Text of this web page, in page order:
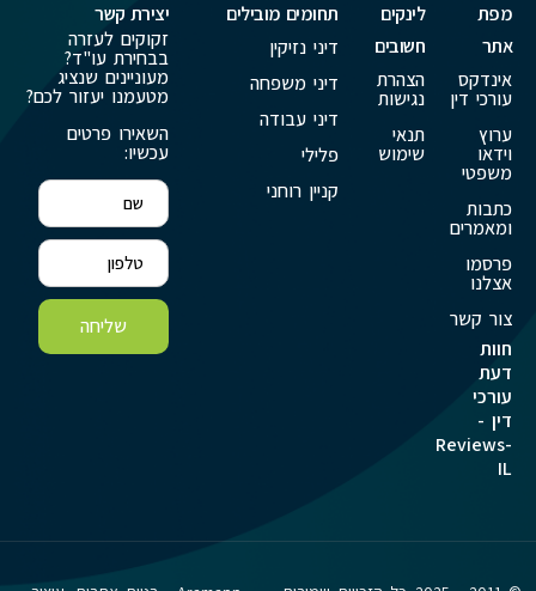
מפת
אתר
אינדקס
עורכי דין
ערוץ
וידאו
משפטי
כתבות
ומאמרים
פרסמו
אצלנו
צור קשר
חוות
דעת
עורכי
דין -
Reviews-
IL
לינקים
חשובים
הצהרת
נגישות
תנאי
שימוש
תחומים מובילים
דיני נזיקין
דיני משפחה
דיני עבודה
פלילי
קניין רוחני
יצירת קשר
זקוקים לעזרה
בבחירת עו"ד?
מעוניינים שנציג
מטעמנו יעזור לכם?
השאירו פרטים
עכשיו:
שליחה